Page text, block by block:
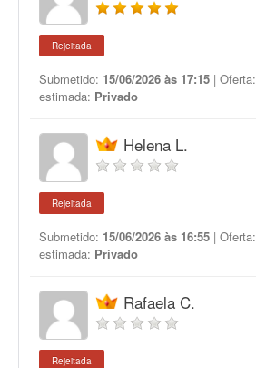
Rejeitada
Submetido: 15/06/2026 às 17:15 | Oferta:
estimada: Privado
Helena L.
Rejeitada
Submetido: 15/06/2026 às 16:55 | Oferta:
estimada: Privado
Rafaela C.
Rejeitada